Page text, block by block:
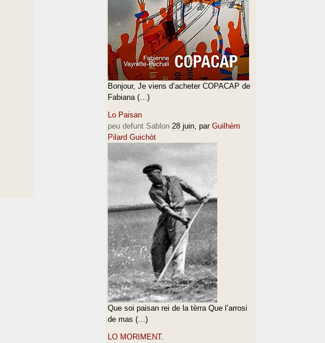
Bonjour, Je viens d’acheter COPACAP de
Fabiana (…)
Lo Paisan
peu defunt Sablon 28 juin, par Guilhèm
Pilard Guichòt
Que soi paisan rei de la tèrra Que l’arrosi
de mas (…)
LO MORIMENT.